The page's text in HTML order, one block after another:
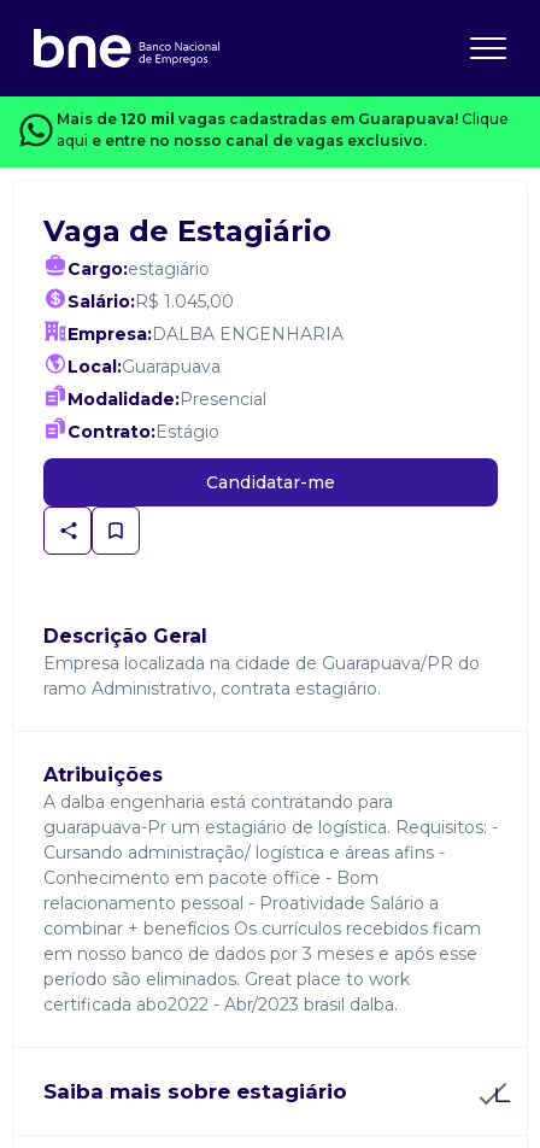
Mais de 120 mil vagas cadastradas em Guarapuava! Clique
aqui e entre no nosso canal de vagas exclusivo.
Vaga de Estagiário
Cargo:estagiário
Salário:R$ 1.045,00
Empresa:DALBA ENGENHARIA
Local:Guarapuava
Modalidade:Presencial
Contrato:Estágio
Candidatar-me
Descrição Geral
Empresa localizada na cidade de Guarapuava/PR do
ramo Administrativo, contrata estagiário.
Atribuições
A dalba engenharia está contratando para
guarapuava-Pr um estagiário de logística. Requisitos: -
Cursando administração/ logística e áreas afins -
Conhecimento em pacote office - Bom
relacionamento pessoal - Proatividade Salário a
combinar + benefícios Os currículos recebidos ficam
em nosso banco de dados por 3 meses e após esse
período são eliminados. Great place to work
certificada abo2022 - Abr/2023 brasil dalba.
Saiba mais sobre estagiário